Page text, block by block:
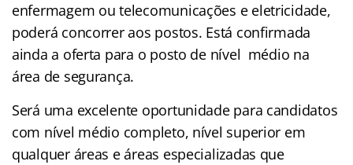
enfermagem ou telecomunicações e eletricidade,
poderá concorrer aos postos. Está confirmada
ainda a oferta para o posto de nível médio na
área de segurança.
Será uma excelente oportunidade para candidatos
com nível médio completo, nível superior em
qualquer áreas e áreas especializadas que